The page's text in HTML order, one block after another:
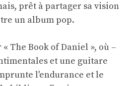
prêt à partager sa vision
un album pop.
The Book of Daniel », où –
et une guitare
l'endurance et le